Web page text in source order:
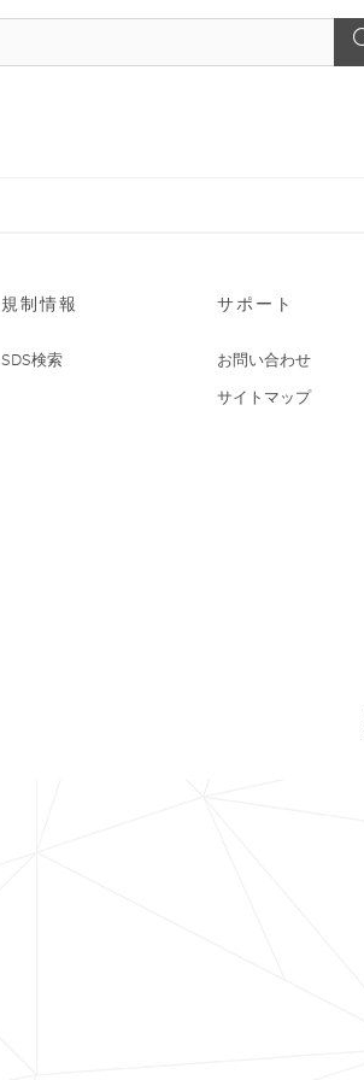
規制情報
SDS検索
サポート
お問い合わせ
サイトマップ